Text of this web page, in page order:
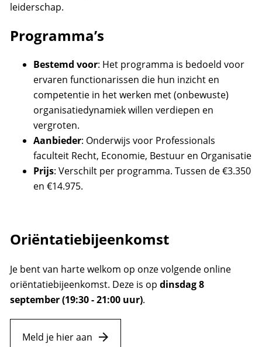
leiderschap.
Programma’s
Bestemd voor: Het programma is bedoeld voor
ervaren functionarissen die hun inzicht en
competentie in het werken met (onbewuste)
organisatiedynamiek willen verdiepen en
vergroten.
Aanbieder: Onderwijs voor Professionals
faculteit Recht, Economie, Bestuur en Organisatie
Prijs: Verschilt per programma. Tussen de €3.350
en €14.975.
Oriëntatiebijeenkomst
Je bent van harte welkom op onze volgende online
oriëntatiebijeenkomst. Deze is op dinsdag 8
september (19:30 - 21:00 uur).
Meld je hier aan